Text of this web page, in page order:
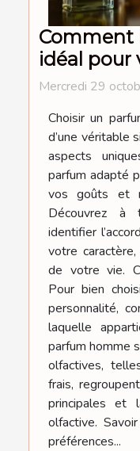
Comment
idéal pour
Mercredi 29
Choisir un
d’une véritable
aspects
parfum adapté
vos goûts et
Découvrez à
identifier
votre
de votre vie.
Pour bien
personnalité,
laquelle
parfum homme
olfactives,
frais,
principales et
olfactive.
préférences...